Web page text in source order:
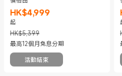
HK$4,999
現價 HK$4999
起
HK$5,399
市場價格 HK$5,399
最高12個月免息分期
活動結束